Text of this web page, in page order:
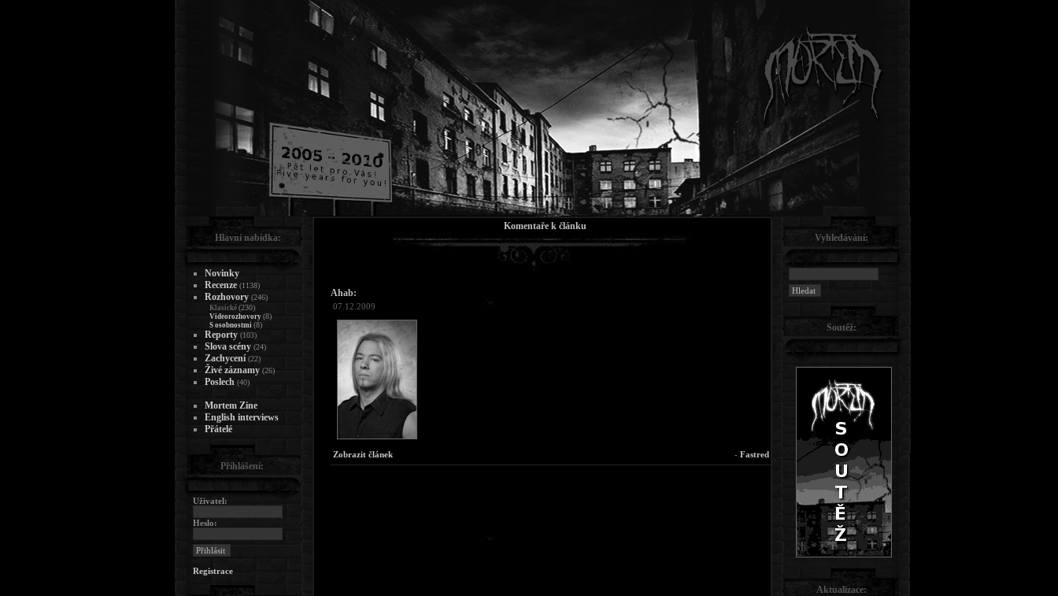
Komentaře k článku
Ahab:
07.12.2009
Zobrazit článek - Fastred
Hlavní nabídka:
Novinky
Recenze (1138)
Rozhovory (246)
Klasické (230)
Videorozhovory (8)
S osobnostmi (8)
Reporty (103)
Slova scény (24)
Zachycení (22)
Živé záznamy (26)
Poslech (40)
Mortem Zine
English interviews
Přátelé
Přihlášení:
Uživatel:
Heslo:
Registrace
Vyhledávání:
Soutěž:
Aktualizace: